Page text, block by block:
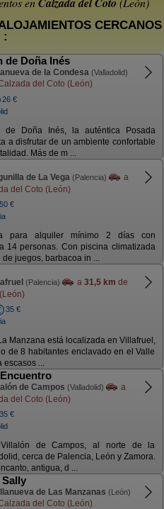
CERCANOS
:
de Doña Inés
de la Condesa (Valladolid)
del Coto (León)
26 €
de Doña Inés, la auténtica Posada
a disfrutar de un ambiente confortable
Más de m ...
de La Vega (Palencia)
a
del Coto (León)
50 €
para alquiler mínimo 2 días con
14 personas. Con piscina climatizada
juegos, barbacoa in ...
(Palencia) a 31,5 km de
35 €
Manzana está localizada en Villafruel,
de 8 habitantes enclavado en el Valle
escasos ...
de Campos (Valladolid)
a
del Coto (León)
35 €
de Campos, al norte de la
cerca de Palencia, León y Zamora.
antigua, d ...
de Las Manzanas (León)
del Coto (León)